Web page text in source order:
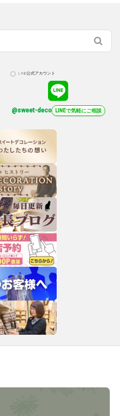
LINE公式アカウント
@sweet-deco LINEで気軽にご相談